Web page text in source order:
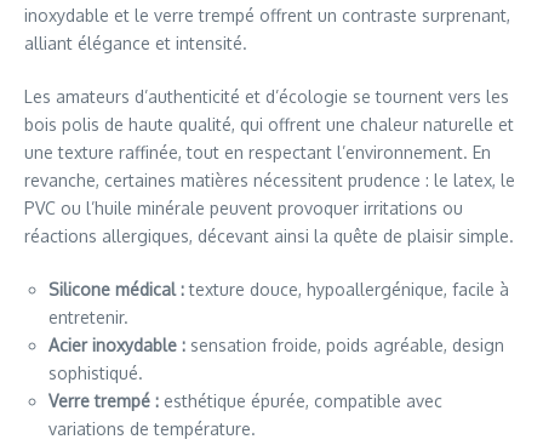
inoxydable et le verre trempé offrent un contraste surprenant,
alliant élégance et intensité.
Les amateurs d’authenticité et d’écologie se tournent vers les
bois polis de haute qualité, qui offrent une chaleur naturelle et
une texture raffinée, tout en respectant l’environnement. En
revanche, certaines matières nécessitent prudence : le latex, le
PVC ou l’huile minérale peuvent provoquer irritations ou
réactions allergiques, décevant ainsi la quête de plaisir simple.
Silicone médical :texture douce, hypoallergénique, facile à
entretenir.
Acier inoxydable : sensation froide, poids agréable, design
sophistiqué.
Verre trempé : esthétique épurée, compatible avec
variations de température.